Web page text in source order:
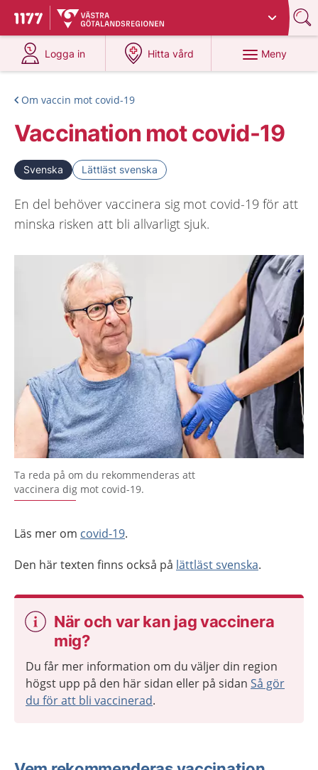
Till startsidan för 1177
Du har valt region
Logga in
på 1177.se
Hitta vård
på 1177.se
Meny
Om vaccin mot covid-19
Vaccination mot covid-19
Svenska Lättläst svenska
En del behöver vaccinera sig mot covid-19 för att
minska risken att bli allvarligt sjuk.
Ta reda på om du rekommenderas att
vaccinera dig mot covid-19.
Läs mer om covid-19.
Den här texten finns också på lättläst svenska.
När och var kan jag vaccinera
mig?
Du får mer information om du väljer din region
högst upp på den här sidan eller på sidan Så gör
du för att bli vaccinerad.